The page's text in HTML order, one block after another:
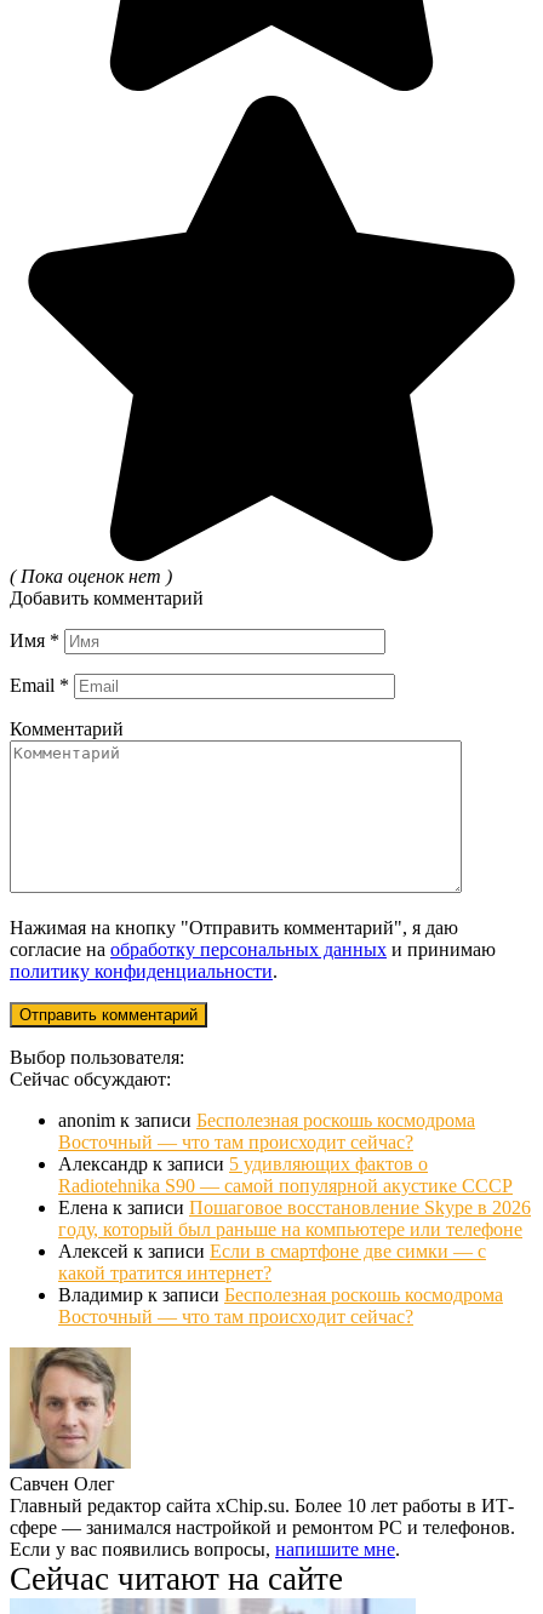
( Пока оценок нет )
Добавить комментарий
Имя *
Email *
Комментарий
Нажимая на кнопку "Отправить комментарий", я даю
согласие на обработку персональных данных и принимаю
политику конфиденциальности.
Выбор пользователя:
Сейчас обсуждают:
anonim к записи Бесполезная роскошь космодрома
Восточный — что там происходит сейчас?
Александр к записи 5 удивляющих фактов о
Radiotehnika S90 — самой популярной акустике СССР
Елена к записи Пошаговое восстановление Skype в 2026
году, который был раньше на компьютере или телефоне
Алексей к записи Если в смартфоне две симки — с
какой тратится интернет?
Владимир к записи Бесполезная роскошь космодрома
Восточный — что там происходит сейчас?
Савчен Олег
Главный редактор сайта xChip.su. Более 10 лет работы в ИТ-
сфере — занимался настройкой и ремонтом PC и телефонов.
Если у вас появились вопросы, напишите мне.
Сейчас читают на сайте